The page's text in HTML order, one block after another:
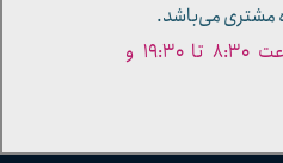
مشتری می‌باشد.
- ساعات کاری فروشگاه: شنبه تا چهارشنبه از ساعت ۸:۳۰ تا ۱۹:۳۰ و